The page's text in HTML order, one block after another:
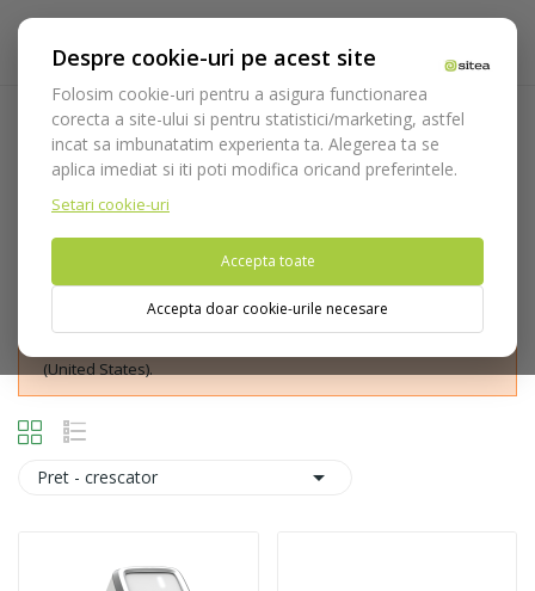
Despre cookie-uri pe acest site
Folosim cookie-uri pentru a asigura functionarea
corecta a site-ului si pentru statistici/marketing, astfel
incat sa imbunatatim experienta ta. Alegerea ta se
aplica imediat si iti poti modifica oricand preferintele.
Setari cookie-uri
Accepta toate
Accepta doar cookie-urile necesare
Senzori intraorali
Acasa Echipamente Aparatura
Imagistica & Digitalizare
Radiologie intraorala
(United States).
Pret - crescator 